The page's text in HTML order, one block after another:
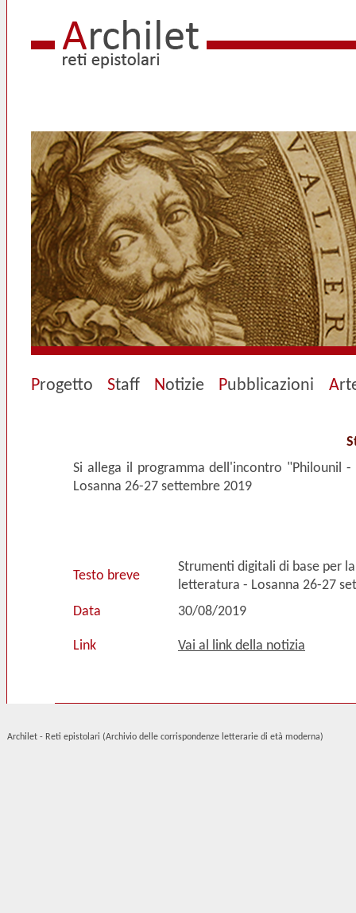
Progetto Staff Notizie Pubblicazioni A
Si allega il programma dell'incontro "Philounil
Losanna 26-27 settembre 2019
Testo breve
Strumenti digitali di base per
letteratura - Losanna 26-27
Data
30/08/2019
Link Vai al link della notizia
Archilet - Reti epistolari (Archivio delle corrispondenze letterarie di età moderna)